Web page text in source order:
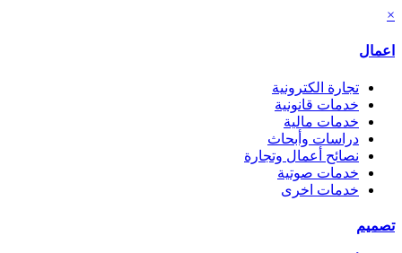
×
اعمال
تجارة الكترونية
خدمات قانونية
خدمات مالية
دراسات وأبحاث
نصائح أعمال وتجارة
خدمات صوتية
خدمات اخرى
تصميم